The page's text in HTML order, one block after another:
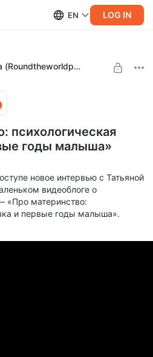
EN LOG IN
Глазами Психолога (Roundtheworldpsy)
психологическая
годы малыша»
новое интервью с Татьяной
видеоблоге о
«Про материнство:
и первые годы малыша».